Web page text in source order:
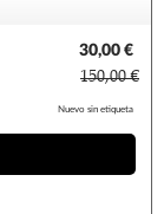
30,00 €
150,00 €
Nuevo sin etiqueta